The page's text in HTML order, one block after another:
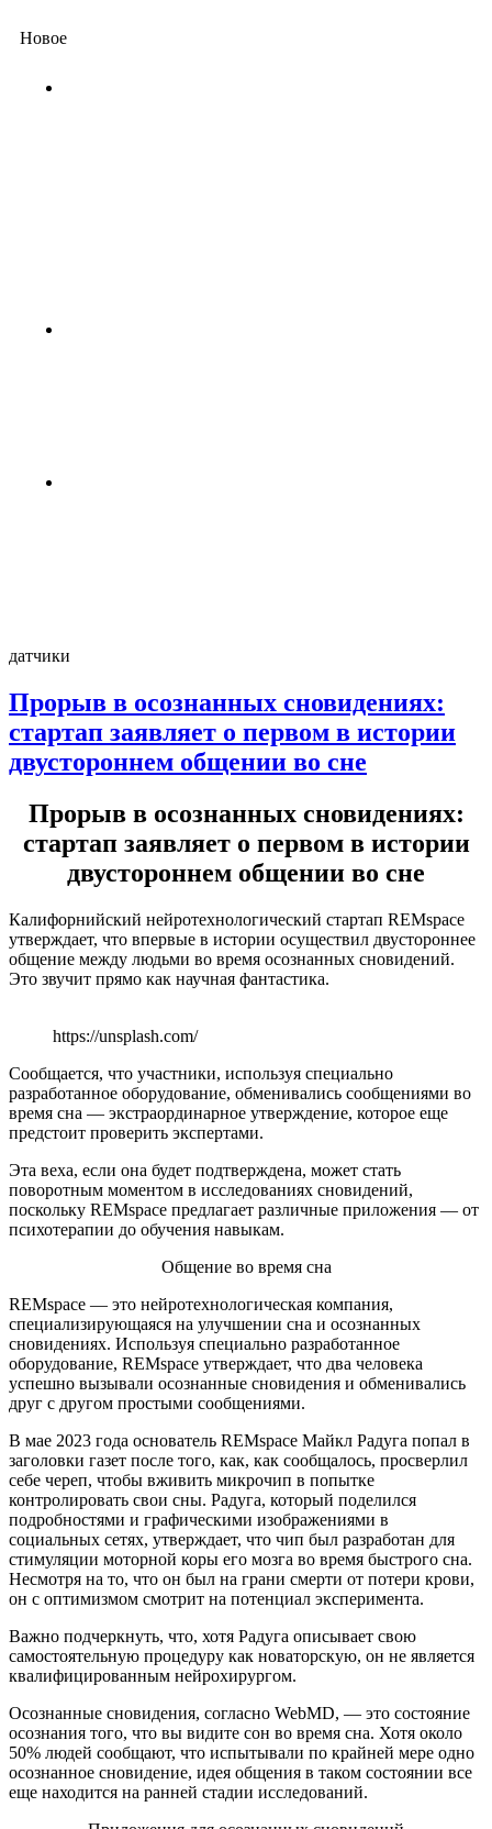
Новое
датчики
Прорыв в осознанных сновидениях:
стартап заявляет о первом в истории
двустороннем общении во сне
Прорыв в осознанных сновидениях:
стартап заявляет о первом в истории
двустороннем общении во сне
Калифорнийский нейротехнологический стартап REMspace
утверждает, что впервые в истории осуществил двустороннее
общение между людьми во время осознанных сновидений.
Это звучит прямо как научная фантастика.
https://unsplash.com/
Сообщается, что участники, используя специально
разработанное оборудование, обменивались сообщениями во
время сна — экстраординарное утверждение, которое еще
предстоит проверить экспертами.
Эта веха, если она будет подтверждена, может стать
поворотным моментом в исследованиях сновидений,
поскольку REMspace предлагает различные приложения — от
психотерапии до обучения навыкам.
Общение во время сна
REMspace — это нейротехнологическая компания,
специализирующаяся на улучшении сна и осознанных
сновидениях. Используя специально разработанное
оборудование, REMspace утверждает, что два человека
успешно вызывали осознанные сновидения и обменивались
друг с другом простыми сообщениями.
В мае 2023 года основатель REMspace Майкл Радуга попал в
заголовки газет после того, как, как сообщалось, просверлил
себе череп, чтобы вживить микрочип в попытке
контролировать свои сны. Радуга, который поделился
подробностями и графическими изображениями в
социальных сетях, утверждает, что чип был разработан для
стимуляции моторной коры его мозга во время быстрого сна.
Несмотря на то, что он был на грани смерти от потери крови,
он с оптимизмом смотрит на потенциал эксперимента.
Важно подчеркнуть, что, хотя Радуга описывает свою
самостоятельную процедуру как новаторскую, он не является
квалифицированным нейрохирургом.
Осознанные сновидения, согласно WebMD, — это состояние
осознания того, что вы видите сон во время сна. Хотя около
50% людей сообщают, что испытывали по крайней мере одно
осознанное сновидение, идея общения в таком состоянии все
еще находится на ранней стадии исследований.